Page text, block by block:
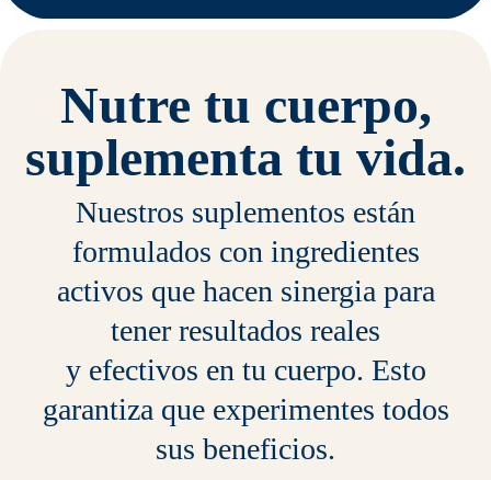
Nutre tu cuerpo,
suplementa tu vida.
Nuestros suplementos están
formulados con ingredientes
activos que hacen sinergia para
tener resultados reales
y efectivos en tu cuerpo. Esto
garantiza que experimentes todos
sus beneficios.